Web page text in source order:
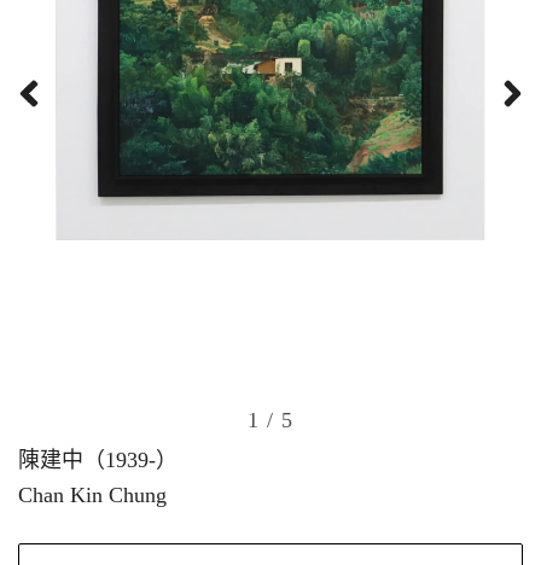
1 / 5
陳建中（1939-）
Chan Kin Chung